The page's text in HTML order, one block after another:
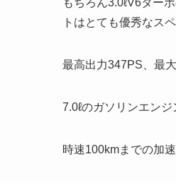
トはとても優秀なス
最高出力347PS、最
7.0ℓのガソリンエン
時速100kmまでの加